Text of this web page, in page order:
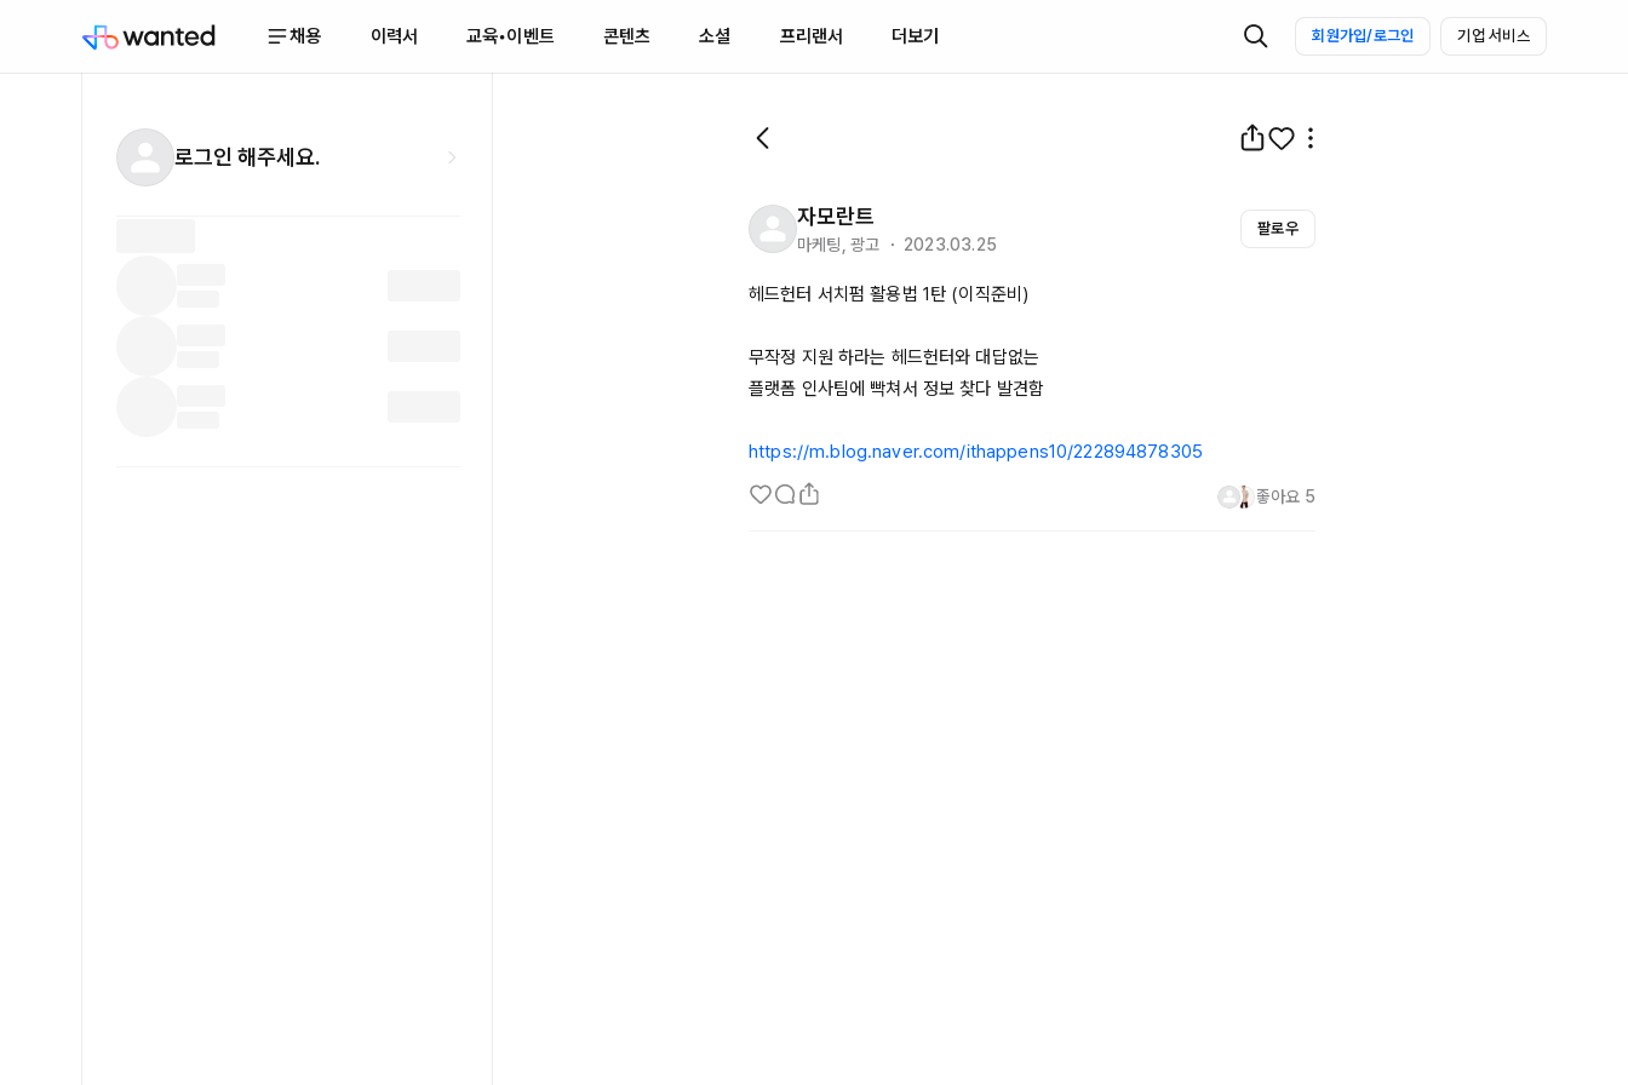
채용 이력서 교육•이벤트 콘텐츠 소셜 프리랜서 더보기 회원가입/로그인 기업 서비스
로그인 해주세요.
자모란트
마케팅, 광고 ・ 2023.03.25
팔로우
헤드헌터 서치펌 활용법 1탄 (이직준비)
무작정 지원 하라는 헤드헌터와 대답없는
플랫폼 인사팀에 빡쳐서 정보 찾다 발견함
https://m.blog.naver.com/ithappens10/222894878305
좋아요 5